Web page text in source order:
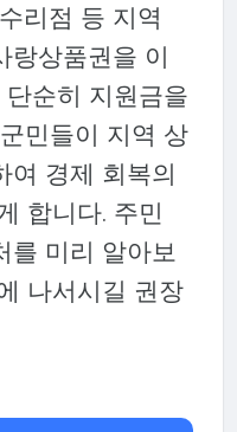
리점 등 지역
랑상품권을 이
순히 지원금을
민들이 지역 상
여 경제 회복의
합니다. 주민
를 미리 알아보
나서시길 권장